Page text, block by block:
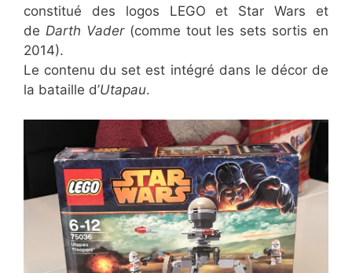
constitué des logos LEGO et Star Wars et
de Darth Vader(comme tout les sets sortis en
2014).
Le contenu du set est intégré dans le décor de
la bataille d’Utapau.